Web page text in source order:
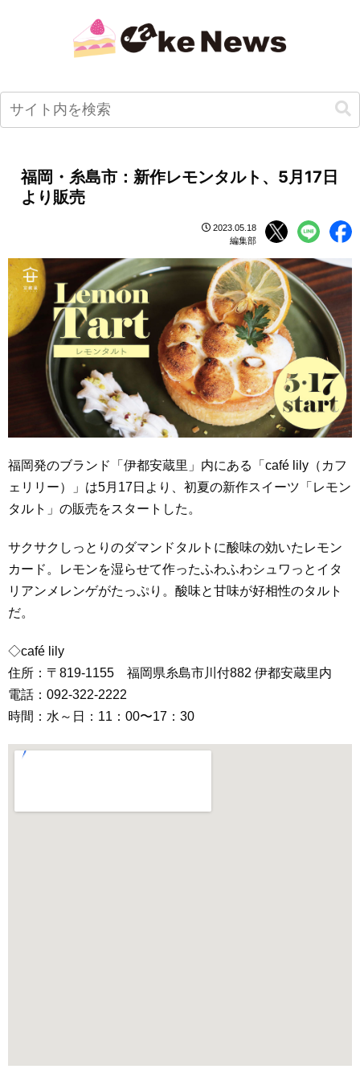
福岡・糸島市：新作レモンタルト、5月17日
より販売
2023.05.18
編集部
福岡発のブランド「伊都安蔵里」内にある「café lily（カフ
ェリリー）」は5月17日より、初夏の新作スイーツ「レモン
タルト」の販売をスタートした。
サクサクしっとりのダマンドタルトに酸味の効いたレモン
カード。レモンを湿らせて作ったふわふわシュワっとイタ
リアンメレンゲがたっぷり。酸味と甘味が好相性のタルト
だ。
◇café lily
住所：〒819-1155 福岡県糸島市川付882 伊都安蔵里内
電話：092-322-2222
時間：水～日：11：00〜17：30